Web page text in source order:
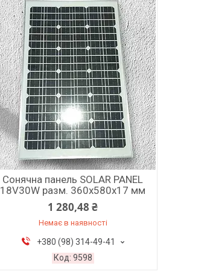
Сонячна панель SOLAR PANEL
18V30W разм. 360х580х17 мм
1 280,48 ₴
Немає в наявності
+380 (98) 314-49-41
9598